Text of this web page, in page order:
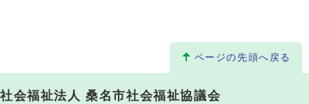
ページの先頭へ戻る
社会福祉法人 桑名市社会福祉協議会